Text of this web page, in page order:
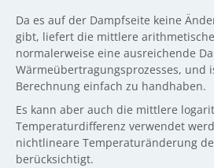
Da es auf der Dampfseite keine
gibt, liefert die mittlere
normalerweise eine ausreichende
Wärmeübertragungsprozesses, und
Berechnung einfach zu handhaben.
Es kann aber auch die mittlere
Temperaturdifferenz verwendet
nichtlineare Temperaturänderung
berücksichtigt.